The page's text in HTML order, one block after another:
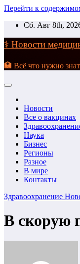
Перейти к
Сб. Авг 8th,
⚕️ Новости
🏥 Всё что нужно
Новости
Все о вакцинах
Наука
Бизнес
Регионы
Разное
В мире
Контакты
Здравоохранение
В скорую